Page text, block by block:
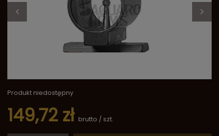
Produkt niedostępny
149,72 zł brutto / szt.